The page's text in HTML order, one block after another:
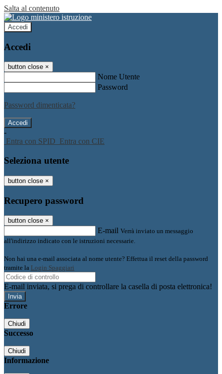
Salta al contenuto
Accedi
Accedi
button close ×
Nome Utente
Password
Password dimenticata?
-
Entra con SPID Entra con CIE
Seleziona utente
button close ×
Recupero password
button close ×
E-mail Verrà inviato un messaggio
all'indirizzo indicato con le istruzioni necessarie.
Non hai una e-mail associata al nome utente? Effettua il reset della password
tramite la Login Spaggiari
E-mail inviata, si prega di controllare la casella di posta elettronica!
Errore
Chiudi
Successo
Chiudi
Informazione